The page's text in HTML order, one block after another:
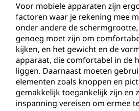
Voor mobiele apparaten zijn
factoren waar je rekening mee
onder andere de
genoeg moet zijn om
kijken, en het gewicht en de
apparaat, die comfortabel in de
liggen. Daarnaast moeten
elementen zoals knoppen en
gemakkelijk toegankelijk zijn en
inspanning vereisen om ermee